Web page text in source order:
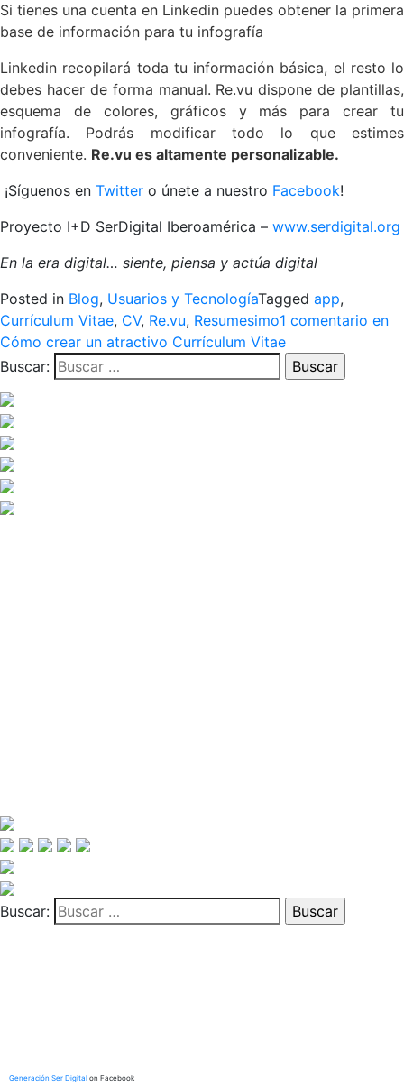
Si tienes una cuenta en Linkedin puedes obtener la primera
base de información para tu infografía
Linkedin recopilará toda tu información básica, el resto lo
debes hacer de forma manual. Re.vu dispone de plantillas,
esquema de colores, gráficos y más para crear tu
infografía. Podrás modificar todo lo que estimes
conveniente. Re.vu es altamente personalizable.
¡Síguenos en Twitter o únete a nuestro Facebook!
Proyecto I+D SerDigital Iberoamérica – www.serdigital.org
En la era digital… siente, piensa y actúa digital
Posted in Blog, Usuarios y TecnologíaTagged app,
Currículum Vitae, CV, Re.vu, Resumesimo1 comentario en
Cómo crear un atractivo Currículum Vitae
Buscar:
Buscar:
Generación Ser Digital on Facebook